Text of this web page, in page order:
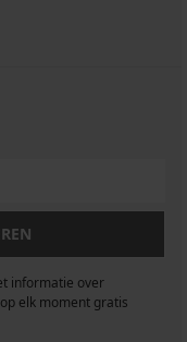
informatie over
elk moment gratis